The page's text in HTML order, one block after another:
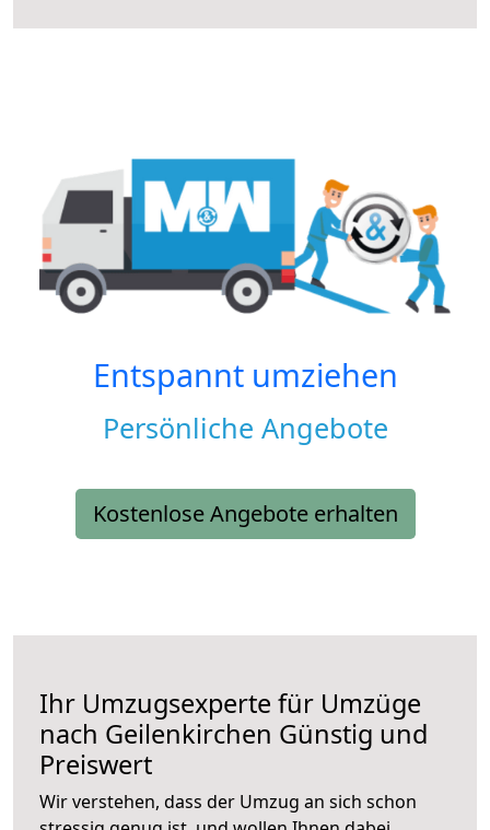
Entspannt umziehen
Persönliche Angebote
Kostenlose Angebote erhalten
Ihr Umzugsexperte für Umzüge
nach Geilenkirchen Günstig und
Preiswert
Wir verstehen, dass der Umzug an sich schon